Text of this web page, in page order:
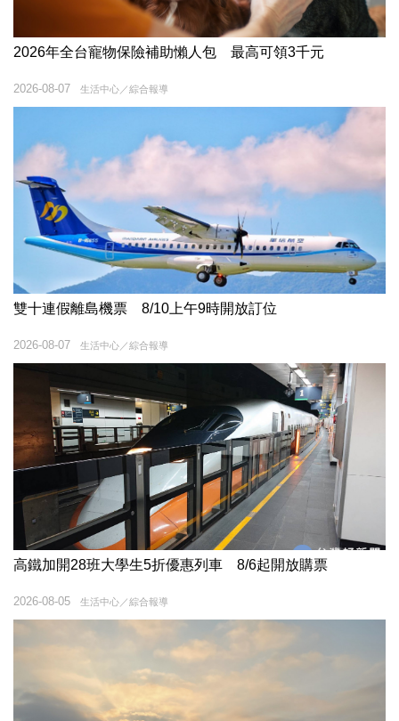
2026年全台寵物保險補助懶人包 最高可領3千元
生活中心／綜合報導
2026-08-07
雙十連假離島機票 8/10上午9時開放訂位
生活中心／綜合報導
2026-08-07
高鐵加開28班大學生5折優惠列車 8/6起開放購票
生活中心／綜合報導
2026-08-05